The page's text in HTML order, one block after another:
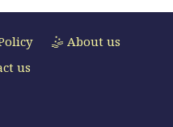
🤹 About us
us